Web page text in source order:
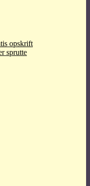
opskrift
sprutte